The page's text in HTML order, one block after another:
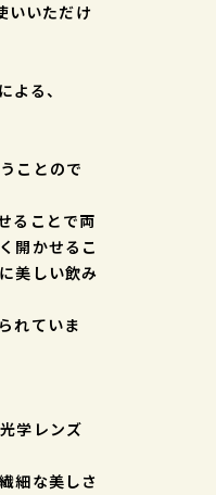
いいただけ
る、
ことので
ることで両
開かせるこ
美しい飲み
れていま
学レンズ
細な美しさ